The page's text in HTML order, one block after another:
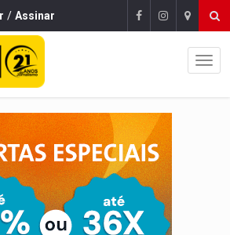
/ Assinar